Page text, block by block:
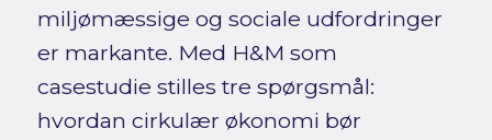
miljømæssige og sociale udfordringer
er markante. Med H&M som
casestudie stilles tre spørgsmål:
hvordan cirkulær økonomi bør